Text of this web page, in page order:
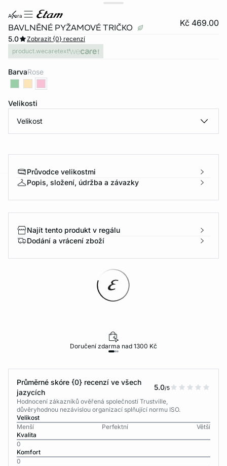
ayora
BAVLNĚNÉ PYŽAMOVÉ TRIČKO Kč 469.00
5.0
Zobrazit {0} recenzí
product.wecaretext
Barva rose
Velikosti
Velikost
Průvodce velikostmi
Popis, složení, údržba a závazky
Najít tento produkt v regálu
Dodání a vrácení zboží
Doručení zdarma nad 1300 Kč
Průměrné skóre {0} recenzí ve všech
jazycích
5.0/5
Hodnocení zákazníků ověřená společností Trustville,
důvěryhodnou nezávislou organizací splňující normu ISO.
Velikost
Menší
Perfektní
Větší
Kvalita
0
Komfort
0